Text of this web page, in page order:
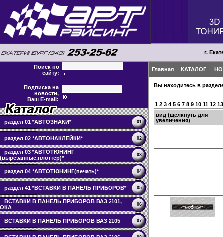
г.
Поиск по
сайту:
Подписка на
новости,
Ваш E-mail:
раздел 01 *АВТОЗНАКИ* 01
раздел 02 *АВТОНАКЛЕЙКИ* 02
раздел 03 *АВТОТЮНИНГ
(вырезанные,плоттер)*
03
раздел 04 *АВТОТЮНИНГ(печать)* 04
раздел 41 *ВСТАВКИ В ПАНЕЛЬ ПРИБОРОВ* 05
ВСТАВКИ В ПАНЕЛЬ ПРИБОРОВ ВАЗ 2101,
ОКА
06
ВСТАВКИ В ПАНЕЛЬ ПРИБОРОВ ВАЗ 2105 07
Главная КАТАЛОГ
Вы находитесь в
1 2 3 4 5 6 7 8 9 10 11 12 13
вид (щелкнуть для
увеличения)